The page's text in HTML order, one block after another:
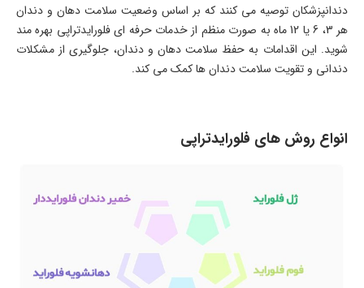
دندانپزشکان توصیه می‌ کنند که بر اساس وضعیت سلامت دهان و دندان
هر 3، 6 یا 12 ماه به صورت منظم از خدمات حرفه‌ ای فلورایدتراپی بهره‌ مند
شوید. این اقدامات به حفظ سلامت دهان و دندان، جلوگیری از مشکلات
دندانی و تقویت سلامت دندان‌ ها کمک می‌ کند.
انواع روش های فلورایدتراپی